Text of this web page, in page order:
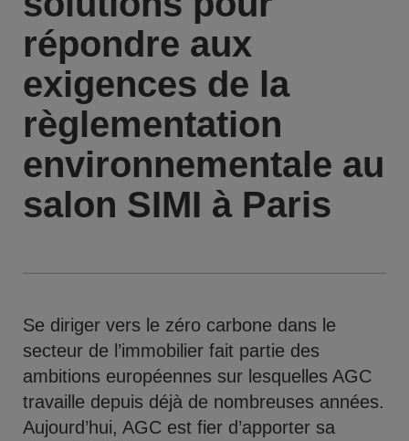
répondre aux
exigences de la
règlementation
environnementale au
salon SIMI à Paris
Se diriger vers le zéro carbone dans le
secteur de l’immobilier fait partie des
ambitions européennes sur lesquelles AGC
travaille depuis déjà de nombreuses années.
Aujourd’hui, AGC est fier d’apporter sa